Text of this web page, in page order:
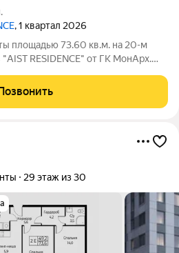
, 1 квартал 2026
площадью 73.60 кв.м. на 20-м
RESIDENCE" от ГК МонАрх.
динамичной городской жизнью и
29 этаж из 30